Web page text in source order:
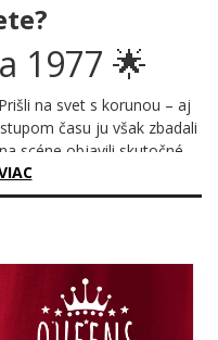
1977 🌟
na svet s korunou – aj
času ju však zbadali
scéne objavili skutočné
bez okolkov a bez
úžasný?
kráľovská koruna
nápisom, ktorý
kombinuje elegantnú